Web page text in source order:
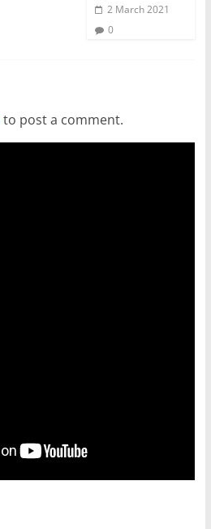
2 March 2021
0
to post a comment.